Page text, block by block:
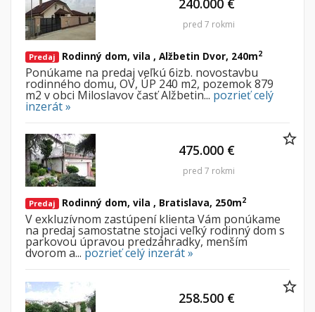
Rekreačné, reštauračné
Len s fotkou
Novostavba
searchHľadaj
Uložiť vyhľadávanie| alternate_emailZasielať na email
Predaj Rodinný dom, vila , Alžbetin Dvor, 240m2
Ponúkame na predaj veľkú 6izb. novostavbu
rodinného domu, OV, ÚP 240 m2, pozemok 879
m2 v obci Miloslavov časť Alžbetin... pozrieť celý
inzerát »
240.000 €
pred 7 rokmi
Predaj Rodinný dom, vila , Bratislava, 250m2
V exkluzívnom zastúpení klienta Vám ponúkame
na predaj samostatne stojaci veľký rodinný dom s
parkovou úpravou predzáhradky, menším
dvorom a... pozrieť celý inzerát »
475.000 €
pred 7 rokmi
258.500 €